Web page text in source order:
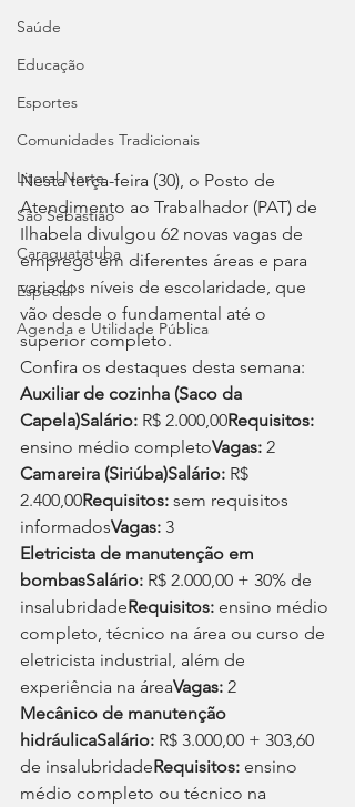
Saúde
Educação
Esportes
Comunidades Tradicionais
Litoral Norte
São Sebastião
Caraguatatuba
Especial
Agenda e Utilidade Pública
Nesta terça-feira (30), o Posto de
Atendimento ao Trabalhador (PAT) de
Ilhabela divulgou 62 novas vagas de
emprego em diferentes áreas e para
variados níveis de escolaridade, que
vão desde o fundamental até o
superior completo.
Confira os destaques desta semana:
Auxiliar de cozinha (Saco da
Capela)Salário: R$ 2.000,00Requisitos:
ensino médio completoVagas: 2
Camareira (Siriúba)Salário: R$
2.400,00Requisitos: sem requisitos
informadosVagas: 3
Eletricista de manutenção em
bombasSalário: R$ 2.000,00 + 30% de
insalubridadeRequisitos: ensino médio
completo, técnico na área ou curso de
eletricista industrial, além de
experiência na áreaVagas: 2
Mecânico de manutenção
hidráulicaSalário: R$ 3.000,00 + 303,60
de insalubridadeRequisitos: ensino
médio completo ou técnico na